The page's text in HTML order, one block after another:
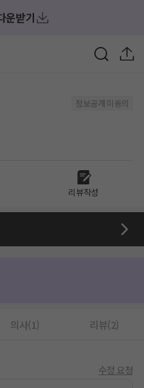
운받기
정보공개 미동의
리뷰작성
의사(1) 리뷰(2)
수정 요청